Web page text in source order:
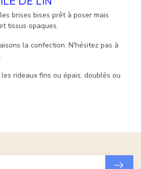
brises bises prêt à poser mais
tissus opaques.
la confection. N'hésitez pas à
rideaux fins ou épais, doublés ou